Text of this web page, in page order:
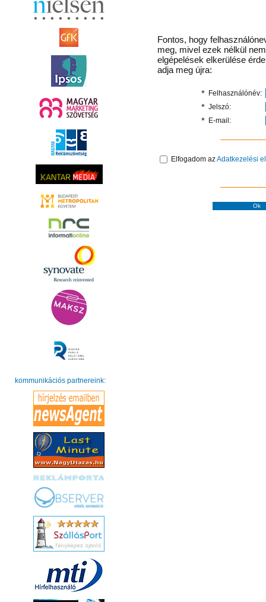
kommunikációs partnereink:
Fontos, hogy
meg, mivel ezek nélkül
elgépelések elkerülése
adja meg újra:
* Felhasználónév:
* Jelszó:
* E-mail:
Elfogadom azAdatkezelési